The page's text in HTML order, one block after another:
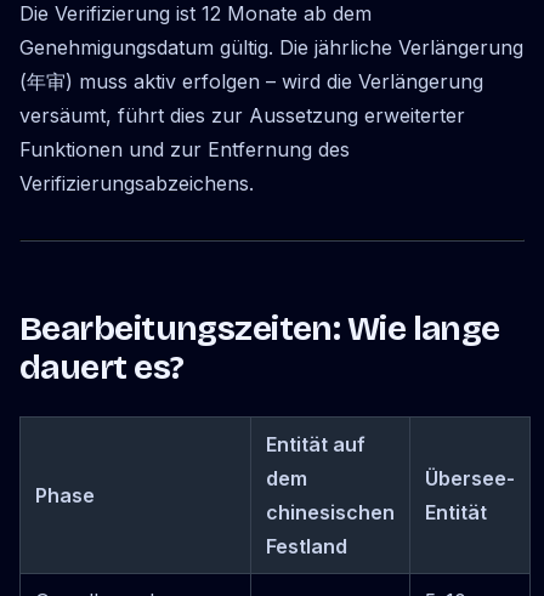
Die Verifizierung ist 12 Monate ab dem
Genehmigungsdatum gültig. Die jährliche Verlängerung
(年审) muss aktiv erfolgen – wird die Verlängerung
versäumt, führt dies zur Aussetzung erweiterter
Funktionen und zur Entfernung des
Verifizierungsabzeichens.
Bearbeitungszeiten: Wie lange
dauert es?
Phase
Entität auf
dem
chinesischen
Festland
Übersee-
Entität